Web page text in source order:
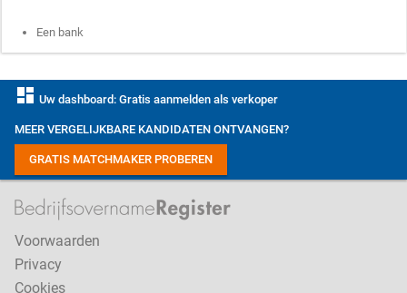
Een bank
dashboard Uw dashboard: Gratis aanmelden als verkoper
MEER VERGELIJKBARE KANDIDATEN ONTVANGEN?
GRATIS MATCHMAKER PROBEREN
Voorwaarden
Privacy
Cookies